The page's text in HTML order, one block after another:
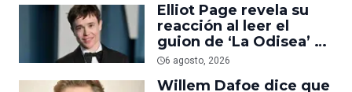
Elliot Page revela su
reacción al leer el
guion de ‘La Odisea’ y
elogia la forma de
6 agosto, 2026
Willem Dafoe dice que